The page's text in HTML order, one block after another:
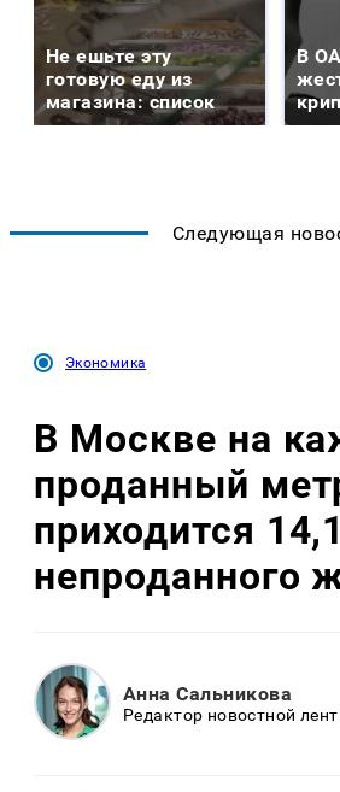
Не ешьте эту
готовую еду из
магазина: список
В
Следующая
Экономика
В Москве на
проданный
приходится
непроданного
Анна Сальникова
Редактор новостной